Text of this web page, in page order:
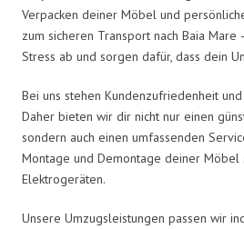
Verpacken deiner Möbel und
zum sicheren Transport nach Baia
Stress ab und sorgen dafür, dass dein
Bei uns stehen Kundenzufriedenheit
Daher bieten wir dir nicht nur einen
sondern auch einen umfassenden
Montage und Demontage deiner Möbel
Elektrogeräten.
Unsere Umzugsleistungen passen wir